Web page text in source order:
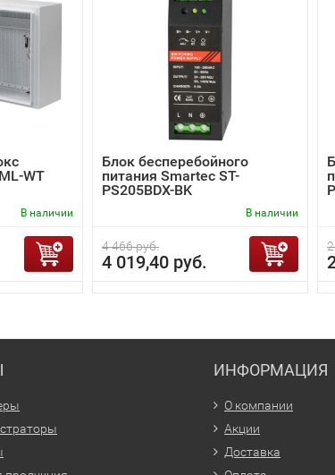
WT
В наличии
Блок бесперебойного
питания Smartec ST-
PS205BDX-BK
В наличии
4 466 руб.
4 019,40 руб.
ИНФОРМАЦИЯ
О компании
Акции
Доставка